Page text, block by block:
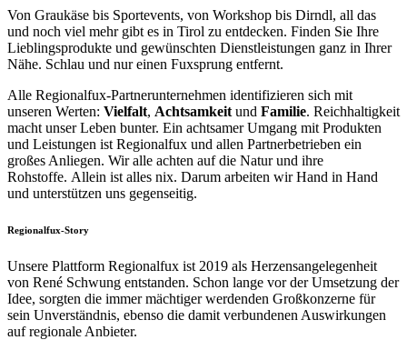
Von Graukäse bis Sportevents, von Workshop bis Dirndl, all das
und noch viel mehr gibt es in Tirol zu entdecken. Finden Sie Ihre
Lieblingsprodukte und gewünschten Dienstleistungen ganz in Ihrer
Nähe. Schlau und nur einen Fuxsprung entfernt.
Alle Regionalfux-Partnerunternehmen identifizieren sich mit
unseren Werten: Vielfalt, Achtsamkeit und Familie. Reichhaltigkeit
macht unser Leben bunter. Ein achtsamer Umgang mit Produkten
und Leistungen ist Regionalfux und allen Partnerbetrieben ein
großes Anliegen. Wir alle achten auf die Natur und ihre
Rohstoffe. Allein ist alles nix. Darum arbeiten wir Hand in Hand
und unterstützen uns gegenseitig.
Regionalfux-Story
Unsere Plattform Regionalfux ist 2019 als Herzensangelegenheit
von René Schwung entstanden. Schon lange vor der Umsetzung der
Idee, sorgten die immer mächtiger werdenden Großkonzerne für
sein Unverständnis, ebenso die damit verbundenen Auswirkungen
auf regionale Anbieter.